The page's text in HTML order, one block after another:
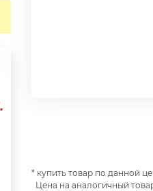
* купить товар по данной
Цена на аналогичный